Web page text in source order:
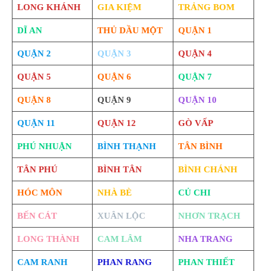
LONG KHÁNH GIA KIỆM TRẢNG BOM
DĨ AN THỦ DẦU MỘT QUẬN 1
QUẬN 2 QUẬN 3 QUẬN 4
QUẬN 5 QUẬN 6 QUẬN 7
QUẬN 8 QUẬN 9 QUẬN 10
QUẬN 11 QUẬN 12 GÒ VẤP
PHÚ NHUẬN BÌNH THẠNH TÂN BÌNH
TÂN PHÚ BÌNH TÂN BÌNH CHÁNH
HÓC MÔN NHÀ BÈ CỦ CHI
BẾN CÁT XUÂN LỘC NHƠN TRẠCH
LONG THÀNH CAM LÂM NHA TRANG
CAM RANH PHAN RANG PHAN THIẾT